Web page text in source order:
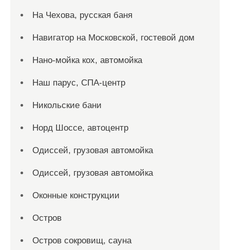
На Чехова, русская баня
Навигатор на Московской, гостевой дом
Нано-мойка кох, автомойка
Наш парус, СПА-центр
Никольские бани
Норд Шоссе, автоцентр
Одиссей, грузовая автомойка
Одиссей, грузовая автомойка
Оконные конструкции
Остров
Остров сокровищ, сауна